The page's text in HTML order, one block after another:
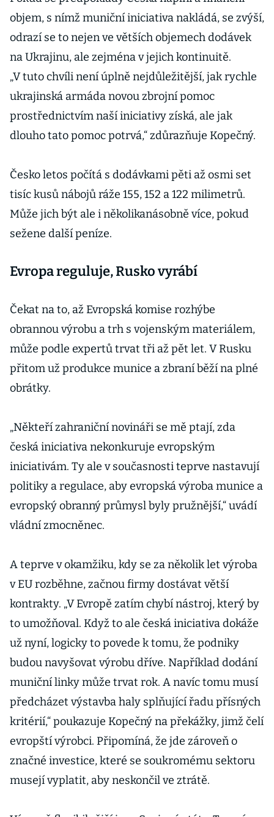
objem, s nímž muniční iniciativa nakládá, se zvýší,
odrazí se to nejen ve větších objemech dodávek
na Ukrajinu, ale zejména v jejich kontinuitě.
„V tuto chvíli není úplně nejdůležitější, jak rychle
ukrajinská armáda novou zbrojní pomoc
prostřednictvím naší iniciativy získá, ale jak
dlouho tato pomoc potrvá,“ zdůrazňuje Kopečný.
Česko letos počítá s dodávkami pěti až osmi set
tisíc kusů nábojů ráže 155, 152 a 122 milimetrů.
Může jich být ale i několikanásobně více, pokud
sežene další peníze.
Evropa reguluje, Rusko vyrábí
Čekat na to, až Evropská komise rozhýbe
obrannou výrobu a trh s vojenským materiálem,
může podle expertů trvat tři až pět let. V Rusku
přitom už produkce munice a zbraní běží na plné
obrátky.
„Někteří zahraniční novináři se mě ptají, zda
česká iniciativa nekonkuruje evropským
iniciativám. Ty ale v současnosti teprve nastavují
politiky a regulace, aby evropská výroba munice a
evropský obranný průmysl byly pružnější,“ uvádí
vládní zmocněnec.
A teprve v okamžiku, kdy se za několik let výroba
v EU rozběhne, začnou firmy dostávat větší
kontrakty. „V Evropě zatím chybí nástroj, který by
to umožňoval. Když to ale česká iniciativa dokáže
už nyní, logicky to povede k tomu, že podniky
budou navyšovat výrobu dříve. Například dodání
muniční linky může trvat rok. A navíc tomu musí
předcházet výstavba haly splňující řadu přísných
kritérií,“ poukazuje Kopečný na překážky, jimž čelí
evropští výrobci. Připomíná, že jde zároveň o
značné investice, které se soukromému sektoru
musejí vyplatit, aby neskončil ve ztrátě.